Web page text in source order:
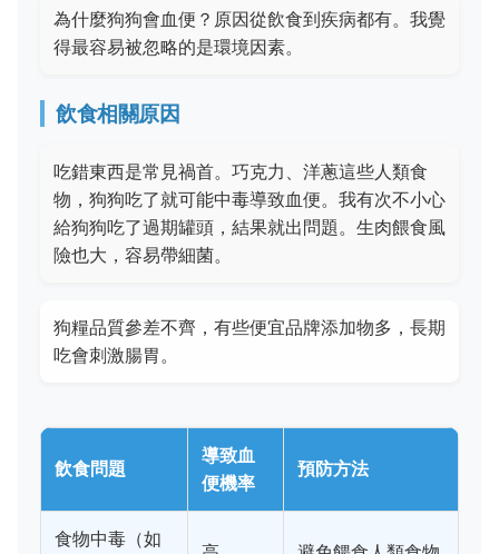
為什麼狗狗會血便？原因從飲食到疾病都有。我覺
得最容易被忽略的是環境因素。
飲食相關原因
吃錯東西是常見禍首。巧克力、洋蔥這些人類食
物，狗狗吃了就可能中毒導致血便。我有次不小心
給狗狗吃了過期罐頭，結果就出問題。生肉餵食風
險也大，容易帶細菌。
狗糧品質參差不齊，有些便宜品牌添加物多，長期
吃會刺激腸胃。
飲食問題
導致血
便機率
預防方法
食物中毒（如